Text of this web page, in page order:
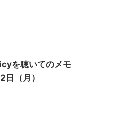
を聴いてのメモ
（月）